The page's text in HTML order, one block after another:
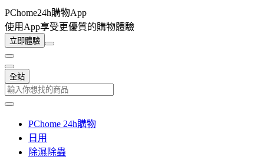
PChome24h購物App
使用App享受更優質的購物體驗
立即體驗
全站
PChome 24h購物
日用
除濕除蟲